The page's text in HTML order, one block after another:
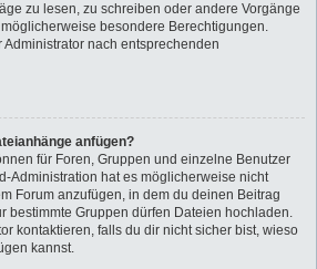
zu lesen, zu schreiben oder andere Vorgänge
besondere Berechtigungen.
nach entsprechenden
anfügen?
für Foren, Gruppen und einzelne Benutzer
Administration hat es möglicherweise nicht
Forum anzufügen, in dem du deinen Beitrag
bestimmte Gruppen dürfen Dateien hochladen.
kontaktieren, falls du dir nicht sicher bist, wieso
kannst.